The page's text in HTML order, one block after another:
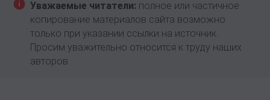
Уважаемые читатели: полное или частичное
копирование материалов сайта возможно
только при указании ссылки на источник.
Просим уважительно относится к труду наших
авторов.